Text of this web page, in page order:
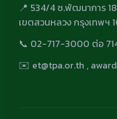
📍 534/4 ซ.พัฒนาการ
เขตสวนหลวง กรุงเทพฯ
📞 02-717-3000 ต่อ
✉️ et@tpa.or.th ,